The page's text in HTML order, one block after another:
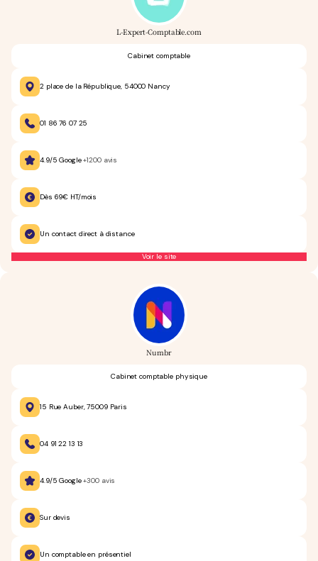
L-Expert-Comptable.com
Cabinet comptable
2 place de la République, 54000 Nancy
01 86 76 07 25
4.9/5 Google+1200 avis
Dès 69€ HT/mois
Un contact direct à distance
Voir le site
Numbr
Cabinet comptable physique
15 Rue Auber, 75009 Paris
04 91 22 13 13
4.9/5 Google+300 avis
Sur devis
Un comptable en présentiel